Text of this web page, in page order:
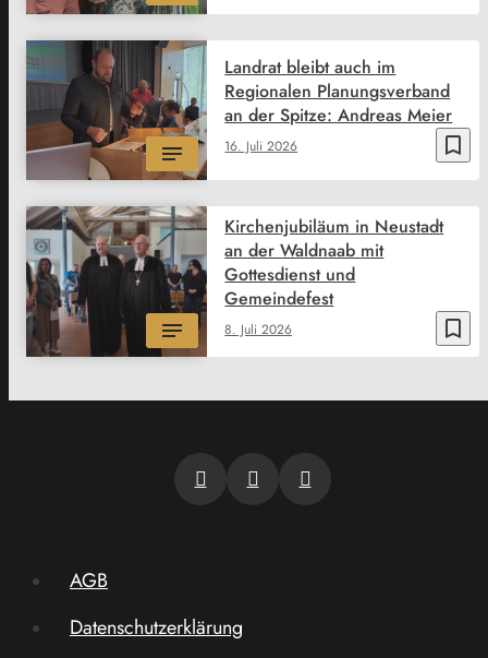
bookmark_border
16. Juli 2026
Landrat bleibt auch im
Regionalen Planungsverband
an der Spitze: Andreas Meier
bookmark_border
8. Juli 2026
Kirchenjubiläum in Neustadt
an der Waldnaab mit
Gottesdienst und
Gemeindefest
AGB
Datenschutzerklärung